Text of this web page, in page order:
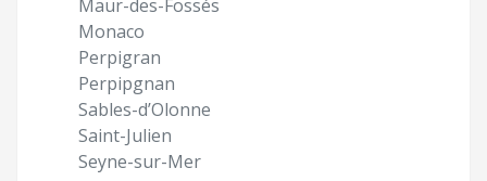
Maur-des-Fossés
Monaco
Perpigran
Perpipgnan
Sables-d’Olonne
Saint-Julien
Seyne-sur-Mer